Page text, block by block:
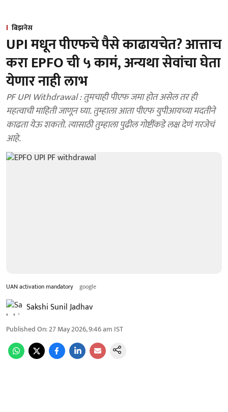
बिझनेस
UPI मधून पीएफचे पैसे काढायचेत? आत्ताच
करा EPFO ची ५ कामं, अन्यथा सेवांचा घेता
येणार नाही लाभ
PF UPI Withdrawal : तुमचाही पीएफ जमा होत असेल तर ही
महत्वाची माहिती जाणून घ्या. तुम्हाला आता पीएफ युपीआयच्या मदतीने
काढता येऊ शकतो. त्यासाठी तुम्हाला पुढील गोष्टींकडे लक्ष देणं गरजेचं
आहे.
UAN activation mandatory google
Sakshi Sunil Jadhav
Published On:27 May 2026, 9:46 am IST